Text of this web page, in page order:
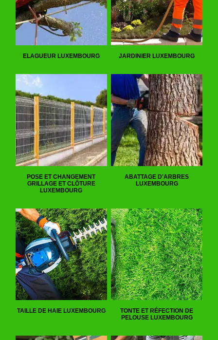
ELAGUEUR LUXEMBOURG JARDINIER LUXEMBOURG
POSE ET CHANGEMENT
GRILLAGE ET CLÔTURE
LUXEMBOURG
ABATTAGE D'ARBRES
LUXEMBOURG
TAILLE DE HAIE LUXEMBOURG
TONTE ET RÉFECTION DE
PELOUSE LUXEMBOURG